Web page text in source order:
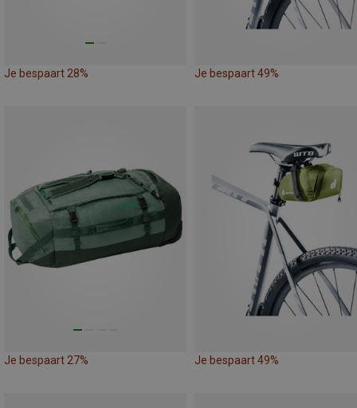
Je bespaart 28% Je bespaart 49%
Je bespaart 27% Je bespaart 49%